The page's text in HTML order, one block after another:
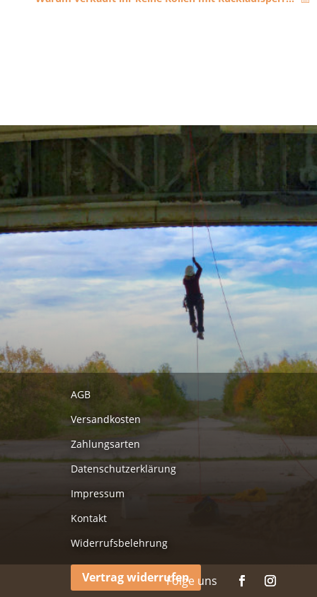
AGB
Versandkosten
Zahlungsarten
Datenschutzerklärung
Impressum
Kontakt
Widerrufsbelehrung
Vertrag widerrufen